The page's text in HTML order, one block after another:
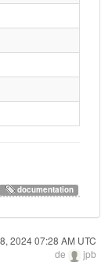
documentation
2024 07:28 AM UTC
de
jpb